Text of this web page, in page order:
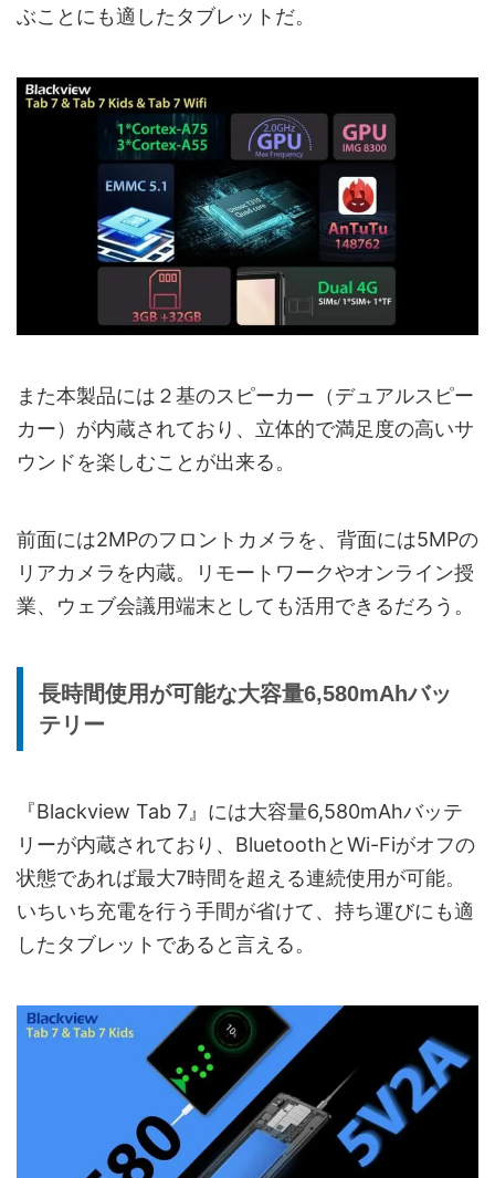
ぶことにも適したタブレットだ。
また本製品には２基のスピーカー（デュアルスピー
カー）が内蔵されており、立体的で満足度の高いサ
ウンドを楽しむことが出来る。
前面には2MPのフロントカメラを、背面には5MPの
リアカメラを内蔵。リモートワークやオンライン授
業、ウェブ会議用端末としても活用できるだろう。
長時間使用が可能な大容量6,580mAhバッ
テリー
『Blackview Tab 7』には大容量6,580mAhバッテ
リーが内蔵されており、BluetoothとWi-Fiがオフの
状態であれば最大7時間を超える連続使用が可能。
いちいち充電を行う手間が省けて、持ち運びにも適
したタブレットであると言える。